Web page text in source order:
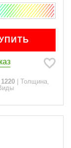
1220
Толщина,